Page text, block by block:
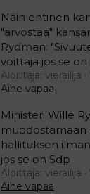
Näin entinen
"arvostaa"
Rydman:
voittaja jos se on
Aloittaja: vierailija
Aihe vapaa
Ministeri Wille
muodostamaan
hallituksen
jos se on Sdp
Aloittaja: vierailija
Aihe vapaa